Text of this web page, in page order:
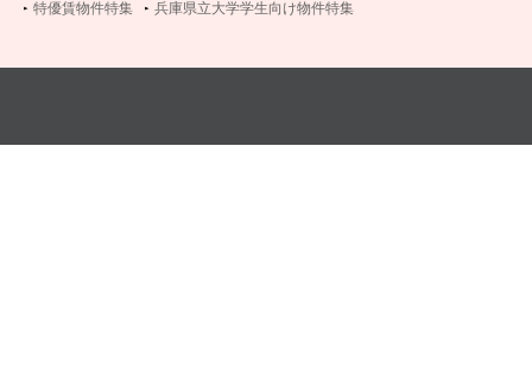
特優賃物件特集
兵庫県立大学学生向け物件特集